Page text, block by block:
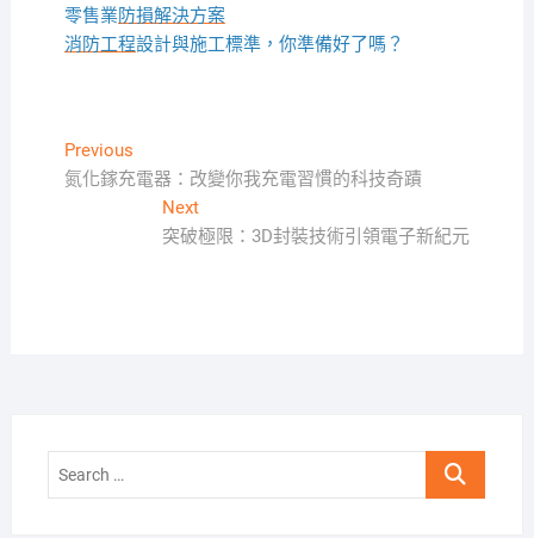
零售業防損解決方案
消防工程設計與施工標準，你準備好了嗎？
文
章
PreviousPrevious
post:
氮化鎵充電器：改變你我充電習慣的科技奇蹟
NextNext
post:
突破極限：3D封裝技術引領電子新紀元
Search